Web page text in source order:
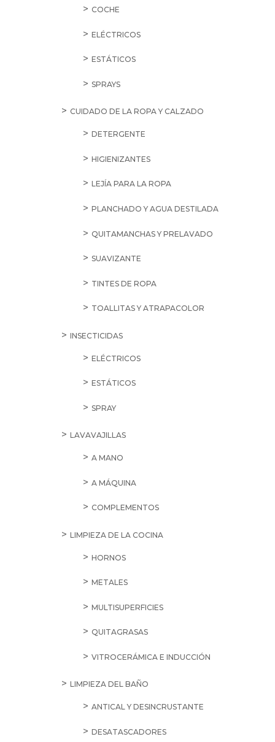
COCHE
ELÉCTRICOS
ESTÁTICOS
SPRAYS
CUIDADO DE LA ROPA Y CALZADO
DETERGENTE
HIGIENIZANTES
LEJÍA PARA LA ROPA
PLANCHADO Y AGUA DESTILADA
QUITAMANCHAS Y PRELAVADO
SUAVIZANTE
TINTES DE ROPA
TOALLITAS Y ATRAPACOLOR
INSECTICIDAS
ELÉCTRICOS
ESTÁTICOS
SPRAY
LAVAVAJILLAS
A MANO
A MÁQUINA
COMPLEMENTOS
LIMPIEZA DE LA COCINA
HORNOS
METALES
MULTISUPERFICIES
QUITAGRASAS
VITROCERÁMICA E INDUCCIÓN
LIMPIEZA DEL BAÑO
ANTICAL Y DESINCRUSTANTE
DESATASCADORES